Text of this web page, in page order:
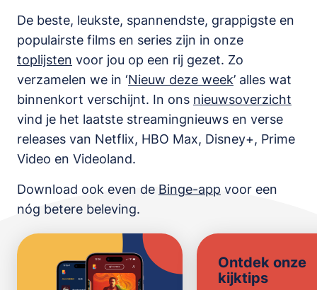
De beste, leukste, spannendste, grappigste en
populairste films en series zijn in onze
toplijsten voor jou op een rij gezet. Zo
verzamelen we in ‘Nieuw deze week’ alles wat
binnenkort verschijnt. In ons nieuwsoverzicht
vind je het laatste streamingnieuws en verse
releases van Netflix, HBO Max, Disney+, Prime
Video en Videoland.
Download ook even de Binge-app voor een
nóg betere beleving.
Ontdek onze
kijktips